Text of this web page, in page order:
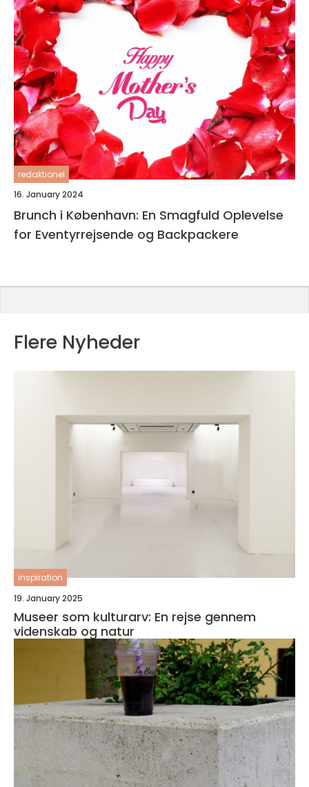
redaktionel
16. January 2024
Brunch i København: En Smagfuld Oplevelse
for Eventyrrejsende og Backpackere
Flere Nyheder
inspiration
19. January 2025
Museer som kulturarv: En rejse gennem
videnskab og natur